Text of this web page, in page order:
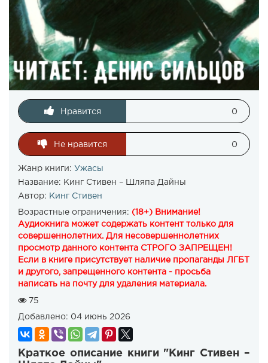
Нравится 0
Не нравится 0
Жанр книги: Ужасы
Название: Кинг Стивен – Шляпа Дайны
Автор: Кинг Стивен
Возрастные ограничения: (18+) Внимание!
Аудиокнига может содержать контент только для
совершеннолетних. Для несовершеннолетних
просмотр данного контента СТРОГО ЗАПРЕЩЕН!
Если в книге присутствует наличие пропаганды ЛГБТ
и другого, запрещенного контента - просьба
написать на почту для удаления материала.
75
Добавлено: 04 июнь 2026
Краткое описание книги "Кинг Стивен –